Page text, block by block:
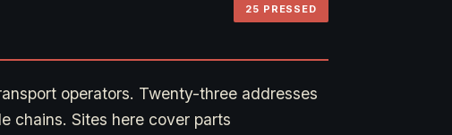
25 PRESSED
operators. Twenty-three addresses
chains. Sites here cover parts